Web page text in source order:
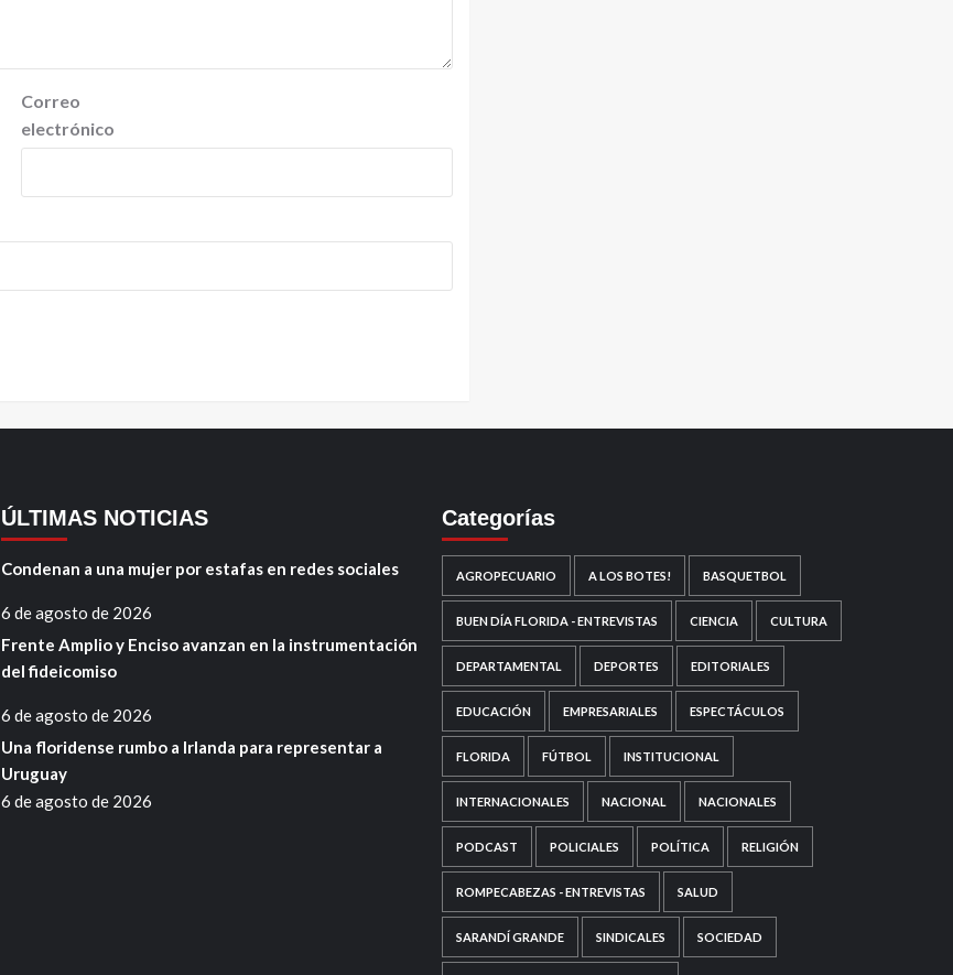
Correo
electrónico
ÚLTIMAS NOTICIAS
Condenan a una mujer por estafas en redes sociales
6 de agosto de 2026
Frente Amplio y Enciso avanzan en la instrumentación
del fideicomiso
6 de agosto de 2026
Una floridense rumbo a Irlanda para representar a
Uruguay
6 de agosto de 2026
Categorías
AGROPECUARIO A LOS BOTES! BASQUETBOL
BUEN DÍA FLORIDA - ENTREVISTAS CIENCIA CULTURA
DEPARTAMENTAL DEPORTES EDITORIALES
EDUCACIÓN EMPRESARIALES ESPECTÁCULOS
FLORIDA FÚTBOL INSTITUCIONAL
INTERNACIONALES NACIONAL NACIONALES
PODCAST POLICIALES POLÍTICA RELIGIÓN
ROMPECABEZAS - ENTREVISTAS SALUD
SARANDÍ GRANDE SINDICALES SOCIEDAD